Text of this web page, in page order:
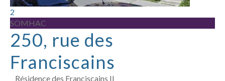
2
SOMHAC
250, rue des
Franciscains
Résidence des Franciscains II